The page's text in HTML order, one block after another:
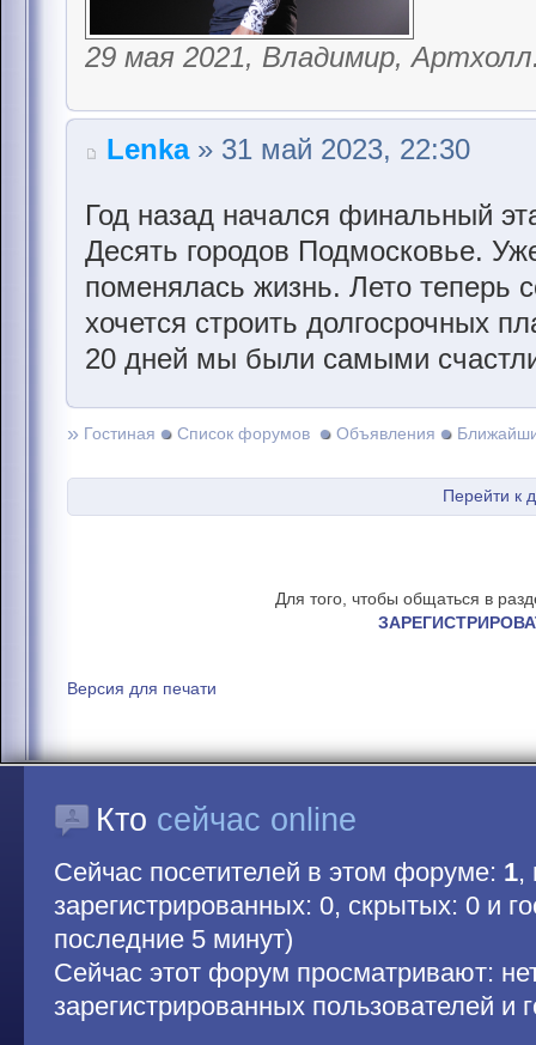
29 мая 2021, Владимир,
Lenka» 31 май 2023, 22:30
Год назад начался финальный
Десять городов Подмосковье.
поменялась жизнь. Лето теперь
хочется строить долгосрочных
20 дней мы были самыми
» Гостиная Список форумов Объявления
Перейти к
Для того, чтобы общаться в
Версия для печати
Кто сейчас online
Сейчас посетителей в этом форуме: 1,
зарегистрированных: 0, скрытых: 0 и
последние 5 минут)
Сейчас этот форум просматривают:
зарегистрированных пользователей и